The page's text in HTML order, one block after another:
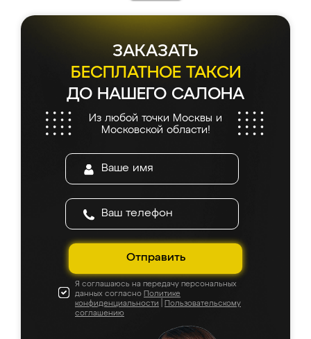
ЗАКАЗАТЬ
БЕСПЛАТНОЕ ТАКСИ
ДО НАШЕГО САЛОНА
Из любой точки Москвы и
Московской области!
Отправить
Я соглашаюсь на передачу персональных
данных согласно Политике
конфиденциальности
Пользовательскому
соглашению